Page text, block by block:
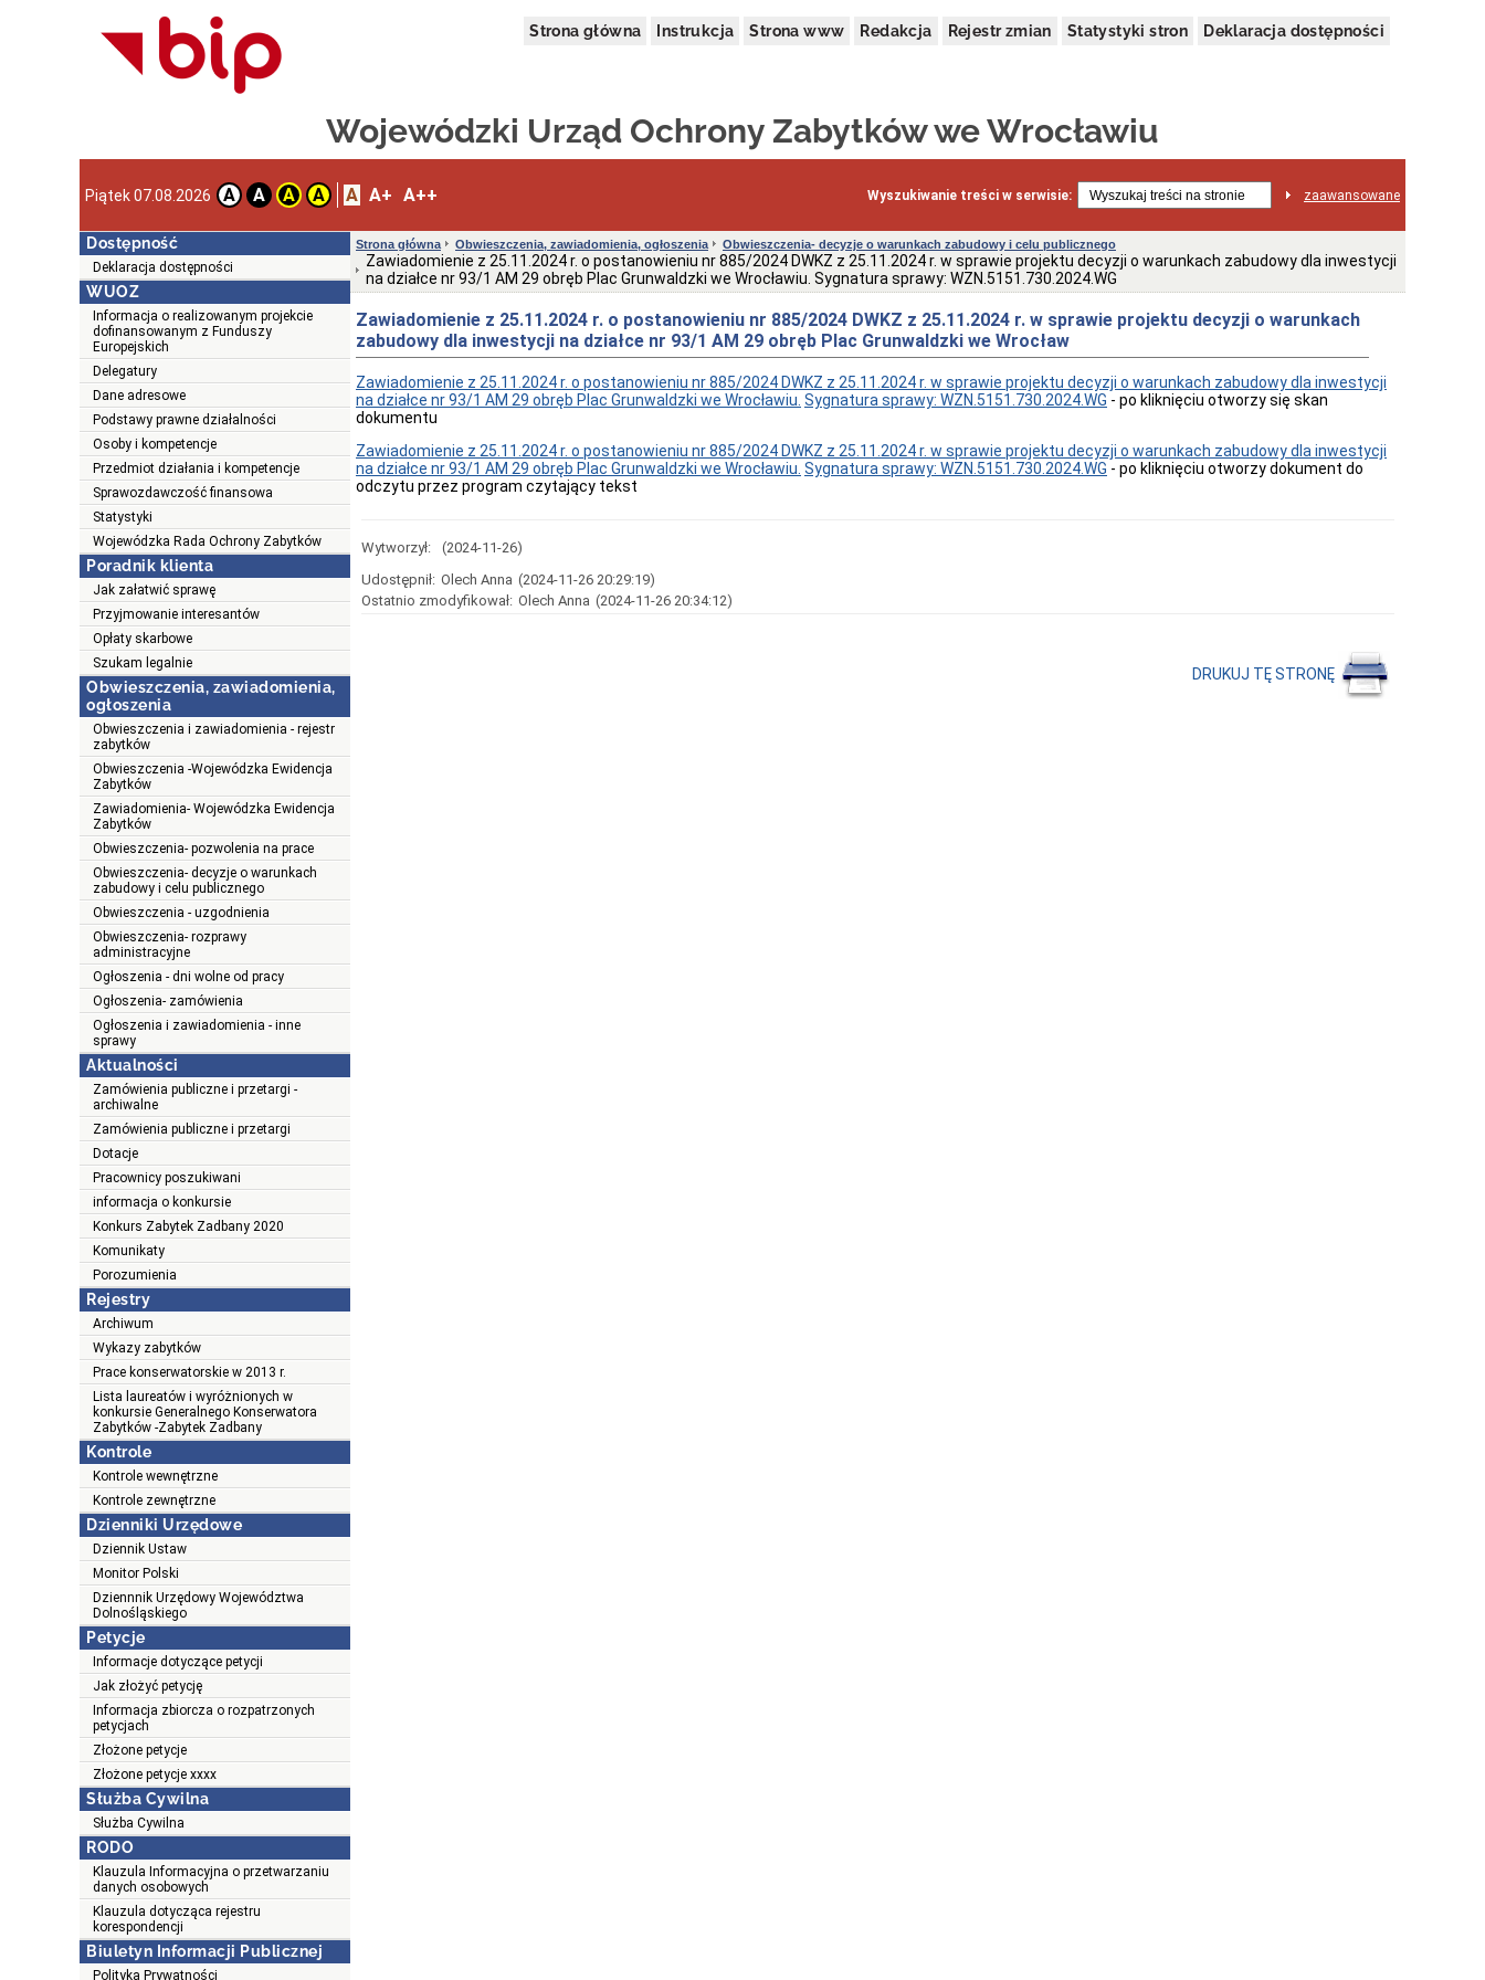
Strona główna Instrukcja Strona www Redakcja Rejestr zmian Statystyki stron Deklaracja dostępności
Wojewódzki Urząd Ochrony Zabytków we Wrocławiu
Piątek 07.08.2026 A A A A A A+ A++ Wyszukiwanie treści w serwisie: zaawansowane
Dostępność
Deklaracja dostępności
WUOZ
Informacja o realizowanym projekcie
dofinansowanym z Funduszy
Europejskich
Delegatury
Dane adresowe
Podstawy prawne działalności
Osoby i kompetencje
Przedmiot działania i kompetencje
Sprawozdawczość finansowa
Statystyki
Wojewódzka Rada Ochrony Zabytków
Poradnik klienta
Jak załatwić sprawę
Przyjmowanie interesantów
Opłaty skarbowe
Szukam legalnie
Obwieszczenia, zawiadomienia,
ogłoszenia
Obwieszczenia i zawiadomienia - rejestr
zabytków
Obwieszczenia -Wojewódzka Ewidencja
Zabytków
Zawiadomienia- Wojewódzka Ewidencja
Zabytków
Obwieszczenia- pozwolenia na prace
Obwieszczenia- decyzje o warunkach
zabudowy i celu publicznego
Obwieszczenia - uzgodnienia
Obwieszczenia- rozprawy
administracyjne
Ogłoszenia - dni wolne od pracy
Ogłoszenia- zamówienia
Ogłoszenia i zawiadomienia - inne
sprawy
Aktualności
Zamówienia publiczne i przetargi -
archiwalne
Zamówienia publiczne i przetargi
Dotacje
Pracownicy poszukiwani
informacja o konkursie
Konkurs Zabytek Zadbany 2020
Komunikaty
Porozumienia
Rejestry
Archiwum
Wykazy zabytków
Prace konserwatorskie w 2013 r.
Lista laureatów i wyróżnionych w
konkursie Generalnego Konserwatora
Zabytków -Zabytek Zadbany
Kontrole
Kontrole wewnętrzne
Kontrole zewnętrzne
Dzienniki Urzędowe
Dziennik Ustaw
Monitor Polski
Dziennnik Urzędowy Województwa
Dolnośląskiego
Petycje
Informacje dotyczące petycji
Jak złożyć petycję
Informacja zbiorcza o rozpatrzonych
petycjach
Złożone petycje
Złożone petycje xxxx
Służba Cywilna
Służba Cywilna
RODO
Klauzula Informacyjna o przetwarzaniu
danych osobowych
Klauzula dotycząca rejestru
korespondencji
Biuletyn Informacji Publicznej
Polityka Prywatności
Strona główna Obwieszczenia, zawiadomienia, ogłoszenia Obwieszczenia- decyzje o warunkach zabudowy i celu publicznego
Zawiadomienie z 25.11.2024 r. o postanowieniu nr 885/2024 DWKZ z 25.11.2024 r. w sprawie projektu decyzji o warunkach zabudowy dla inwestycji
na działce nr 93/1 AM 29 obręb Plac Grunwaldzki we Wrocławiu. Sygnatura sprawy: WZN.5151.730.2024.WG
Zawiadomienie z 25.11.2024 r. o postanowieniu nr 885/2024 DWKZ z 25.11.2024 r. w sprawie projektu decyzji o warunkach
zabudowy dla inwestycji na działce nr 93/1 AM 29 obręb Plac Grunwaldzki we Wrocław
Zawiadomienie z 25.11.2024 r. o postanowieniu nr 885/2024 DWKZ z 25.11.2024 r. w sprawie projektu decyzji o warunkach zabudowy dla inwestycji
na działce nr 93/1 AM 29 obręb Plac Grunwaldzki we Wrocławiu. Sygnatura sprawy: WZN.5151.730.2024.WG - po kliknięciu otworzy się skan
dokumentu
Zawiadomienie z 25.11.2024 r. o postanowieniu nr 885/2024 DWKZ z 25.11.2024 r. w sprawie projektu decyzji o warunkach zabudowy dla inwestycji
na działce nr 93/1 AM 29 obręb Plac Grunwaldzki we Wrocławiu. Sygnatura sprawy: WZN.5151.730.2024.WG - po kliknięciu otworzy dokument do
odczytu przez program czytający tekst
Wytworzył:
(2024-11-26)
Udostępnił: Olech Anna (2024-11-26 20:29:19)
Ostatnio zmodyfikował: Olech Anna (2024-11-26 20:34:12)
DRUKUJ TĘ STRONĘ